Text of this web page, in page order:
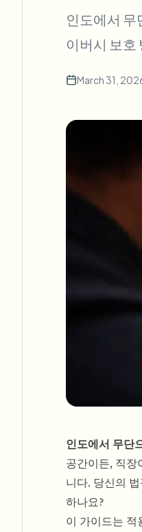
인도에서 무
이버시 보호
March 31,
인도에서 무단
공간이든, 직장
니다. 당신의
하나요?
이 가이드는 적